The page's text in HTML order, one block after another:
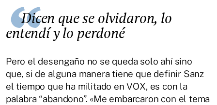
Dicen que se olvidaron, lo
entendí y lo perdoné
Pero el desengaño no se queda solo ahí sino
que, si de alguna manera tiene que definir Sanz
el tiempo que ha militado en VOX, es con la
palabra “abandono”. «Me embarcaron con el tema